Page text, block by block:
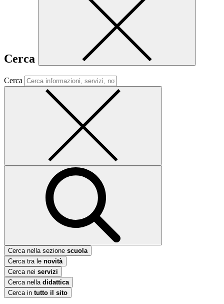
Cerca
Cerca
Cerca nella sezione scuola
Cerca tra le novità
Cerca nei servizi
Cerca nella didattica
Cerca in tutto il sito